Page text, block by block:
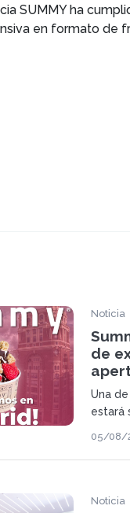
SUMMY ha
en formato de
Noticia
de
Una
estará
05/08/
Noticia